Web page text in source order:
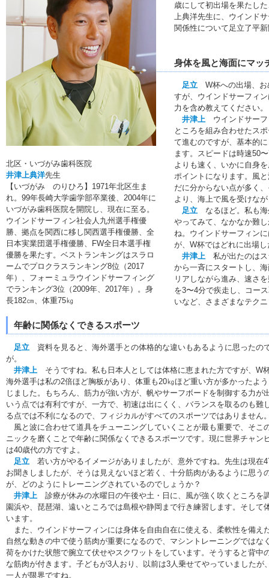
北区・いづがみ歯科医院
井津上典洋先生
【いづがみ のりひろ】1971年北区生ま
れ。99年長崎大学歯学部卒業後、2004年に
いづがみ歯科医院を開院し、現在に至る。
ウインドサーフィン社会人九州選手権優
勝、拠点を関西に移し関西選手権優勝、全
日本実業団選手権優勝、FW全日本選手権
優勝を果たす。ベストランキングはスラロ
ームでプロクラスランキング8位（2017
年）、フォーミュラウインドサーフィング
でランキング3位（2009年、2017年）。身
長182㎝、体重75㎏
歳にして初出場を果たし
上典洋先生に、ウインド
関係性について足立了平
身体を風と海面にマッ
足立 W杯への出場、お
すが、ウインドサーフィ
力を含め教えてください。
井津上 ウインドサーフ
ところを組み合わせたス
て進むのですが、基本的
ます。スピードは時速50
よりも速く、いかに自身
ポイントになります。風
だに分からない点が多く
より、海上で風を受けな
足立 なるほど。私も海
やってみて、なかなか難
ね。ウインドサーフィン
が、W杯ではどれに出場
井津上 私が出たのはス
から一斉にスタートし、
リアしながら進み、速さ
を3〜4分で疾走し、コー
いなど、さまざまなテク
年齢に関係なくできるスポーツ
足立 資料を見ると、海外選手との体格的な違いもあるように思ったの
が。
井津上 そうですね。私も日本人としては体格に恵まれた方ですが、W
海外選手は私の2倍ほど胸板があり、体重も20㎏ほど重い方が多かったよ
じました。もちろん、筋力が強い方が、帆やサーフボードを制御する力が
いう点では有利ですが、一方で、初速は出にくく、バランスを取るのも難
る点では不利になるので、フィジカルがすべてのスポーツではありません
風と波に合わせて道具をチューニングしていくことが最も重要で、そこ
ニックを磨くことで年齢に関係なくできるスポーツです。現に世界チャン
は40歳代の方ですよ。
足立 若い方がやるイメージがありましたが、意外ですね。先生は現在
お聞きしましたが、そうは見えないほど若く、十分筋肉があるように思う
が、どのようにトレーニングされているのでしょうか？
井津上 診療が休みの水曜日の午後や土・日に、風が強く吹くところを
園浜や、琵琶湖、遠いところでは島根や静岡まで行き練習します。そして
います。
また、ウインドサーフィンには身体を自由自在に使える、柔軟性を備え
自然な動きの中で使う筋肉が重要になるので、マシントレーニングではな
荷をかけた状態で腕立て伏せやスクワットをしています。そうすると背中
な筋肉が付きます。子どもが3人おり、以前は3人乗せてやっていましたが
一人が限界ですね。